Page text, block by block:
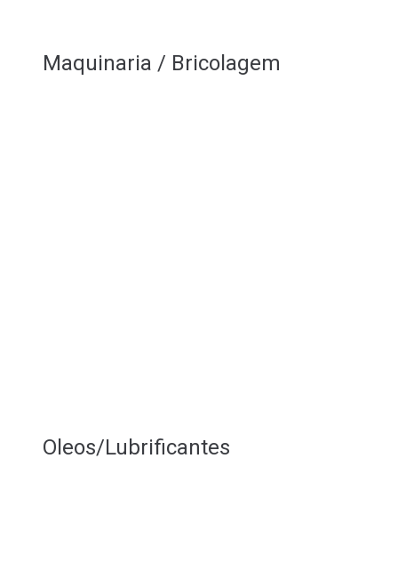
Maquinaria / Bricolagem
Oleos/Lubrificantes